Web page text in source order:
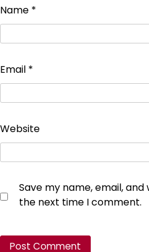
Name *
Email *
Website
Save my name, email,
the next time I comment.